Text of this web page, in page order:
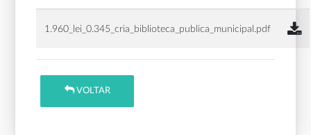
1.960_lei_0.345_cria_biblioteca_publica_municipal.pdf
VOLTAR